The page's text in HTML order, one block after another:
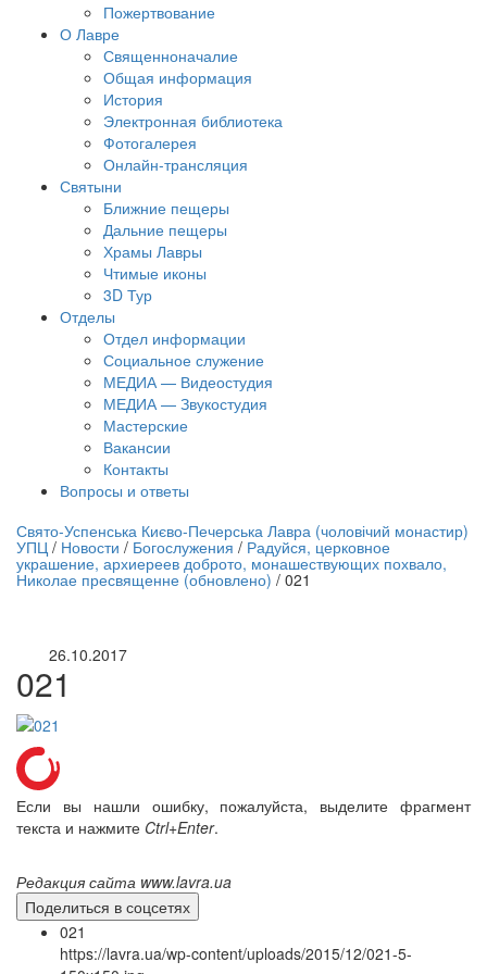
Пожертвование
О Лавре
Священноначалие
Общая информация
История
Электронная библиотека
Фотогалерея
Онлайн-трансляция
Святыни
Ближние пещеры
Дальние пещеры
Храмы Лавры
Чтимые иконы
3D Тур
Отделы
Отдел информации
Социальное служение
МЕДИА — Видеостудия
МЕДИА — Звукостудия
Мастерские
Вакансии
Контакты
Вопросы и ответы
трансляция | 12 сентября
трансляции
Свято-Успенська Києво-Печерська Лавра (чоловічий монастир)
УПЦ / Новости / Богослужения / Радуйся, церковное
украшение, архиереев доброто, монашествующих похвало,
Николае пресвященне (обновлено) / 021
26.10.2017
021
Если вы нашли ошибку, пожалуйста, выделите фрагмент
текста и нажмите Ctrl+Enter.
Редакция сайта www.lavra.ua
Поделиться в соцсетях
021
https://lavra.ua/wp-content/uploads/2015/12/021-5-